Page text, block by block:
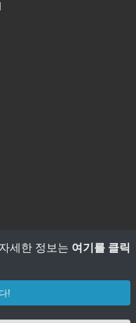
세한 정보는 여기를 클릭
!